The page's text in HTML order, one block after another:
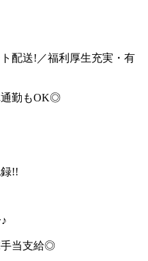
配送!／福利厚生充実・有
通勤もOK◎
!!
手当支給◎